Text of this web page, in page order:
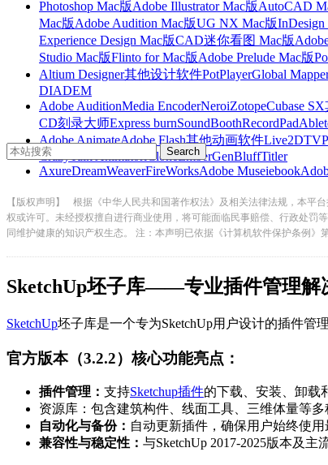
Photoshop Mac版Adobe Illustrator Mac版AutoCAD
Mac版Adobe Audition Mac版UG NX Mac版InDesign
Experience Design Mac版CAD迷你看图 Mac版
Studio Mac版Flinto for Mac版Adobe Prelude Mac版
Altium Designer其他设计软件PotPlayerGlobal
DIADEM
Adobe AuditionMedia EncoderNeroiZotopeCubase SX
CD刻录大师Express burnSoundBoothRecordPad
Adobe AnimateAdobe Flash其他动画软件Live2D
CrazyTalk AnimatoriCloneEmberGenBluffTitler
AxureDreamWeaverFireWorksAdobe Museiebook
【版权声明】
根据《中华人民共和国著作权法》及相关法律法规，本平
权或许可。未经授权擅自进行商业使用，将可能面临民事赔偿、行政处罚
同维护健康的知识产权生态。 注：本声明已依据《计算机软件保护条例
SketchUp坯子库——专业插件管理解
SketchUp坯子库是一个专为SketchUp用户设计的插件管理工
官方版本（3.2.2）核心功能亮点：
插件管理： 支持Sketchup插件的下载、安装、
资源库：包含建筑构件、线面工具、三维体量等
自动化与备份： 自动更新插件，确保用户始终使用
兼容性与稳定性： 与SketchUp 2017-2025版本及主流操